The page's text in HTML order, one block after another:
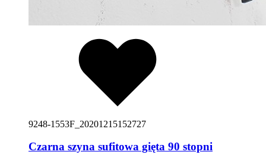
9248-1553F_20201215152727
Czarna szyna sufitowa gięta 90 stopni